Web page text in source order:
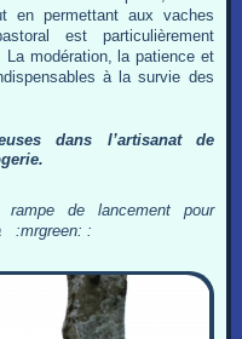
en permettant aux vaches
est particulièrement
modération, la patience et
à la survie des
dans l’artisanat de
rampe de lancement pour
:mrgreen: :